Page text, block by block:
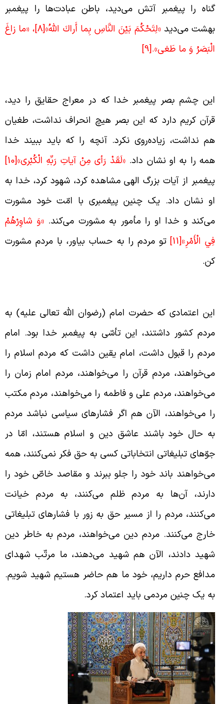
را پیغمبر آتش می‌دید، باطن عبادت‌ها را پیغمبر
می‌دید«لِتَحْكُمَ بَيْنَ النَّاسِ بِما أَراكَ اللَّهُ»[8] ، «ما زاغَ
وَ ما طَغى».[9]
چشم بصر پیغمبر خدا که در معراج حقایق را دید،
کریم دارد که این بصر هیچ انحراف نداشت، طغیان
نداشت، زیاده‌روی نکرد. آنچه را که باید ببیند خدا
را به او نشان داد.«لَقَدْ رَأى‏ مِنْ آياتِ رَبِّهِ الْكُبْرى»[10]
از آیات بزرگ الهی مشاهده کرد، شهود کرد، خدا به
نشان داد. یک چنین پیغمبری با امّت خود مشورت
و خدا او را مأمور به مشورت می‌کند.«وَ شاوِرْهُمْ
الْأَمْرِ»[11]
تو مردم را به حساب بیاور، با مردم مشورت
اعتمادی که حضرت امام (رضوان الله تعالی علیه) به
کشور داشتند، این تأسّی به پیغمبر خدا بود. امام
را قبول داشت، امام یقین داشت که مردم اسلام را
مردم قرآن را می‌خواهند، مردم امام زمان را
مردم علی و فاطمه را می‌خواهند، مردم مکتب
می‌خواهند، الآن هم اگر فشارهای سیاسی نباشد مردم
حال خود باشند عاشق دین و اسلام هستند، امّا در
تبلیغاتی انتخاباتی کسی به حق فکر نمی‌کنند، همه
باند خود را جلو ببرند و مقاصد خاصّ خود را
آن‌ها به مردم ظلم می‌کنند، به مردم خیانت
مردم را از مسیر حق به زور با فشارهای تبلیغاتی
می‌کنند. مردم دین می‌خواهند، مردم به خاطر دین
دادند، الآن هم شهید می‌دهند، ما مرتّب شهدای
حرم داریم، خود ما هم حاضر هستیم شهید شویم.
یک چنین مردمی باید اعتماد کرد.